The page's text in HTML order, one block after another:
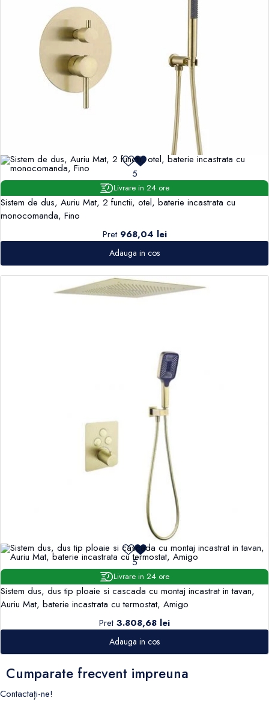
5
Livrare in 24 ore
Sistem de dus, Auriu Mat, 2 functii, otel, baterie incastrata cu
monocomanda, Fino
Pret 968,04 lei
Adauga in cos
5
Livrare in 24 ore
Sistem dus, dus tip ploaie si cascada cu montaj incastrat in tavan,
Auriu Mat, baterie incastrata cu termostat, Amigo
Pret 3.808,68 lei
Adauga in cos
Cumparate frecvent impreuna
Contactați-ne!